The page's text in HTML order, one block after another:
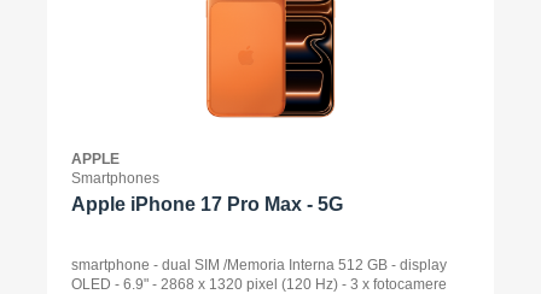
APPLE
Smartphones
Apple iPhone 17 Pro Max - 5G
smartphone - dual SIM /Memoria Interna 512 GB - display
OLED - 6.9" - 2868 x 1320 pixel (120 Hz) - 3 x fotocamere